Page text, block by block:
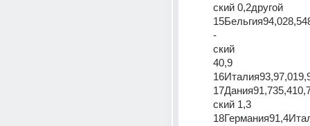
ский 0,2другой
-
ский
40,9
ский 1,3